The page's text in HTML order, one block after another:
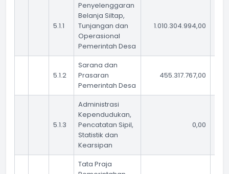
5.1.1
Penyelenggaran
Belanja Siltap,
Tunjangan dan
Operasional
Pemerintah Desa
1.010.304.994,00
5.1.2
Sarana dan
Prasaran
Pemerintah Desa
455.317.767,00
5.1.3
Administrasi
Kependudukan,
Pencatatan Sipil,
Statistik dan
Kearsipan
0,00
Tata Praja